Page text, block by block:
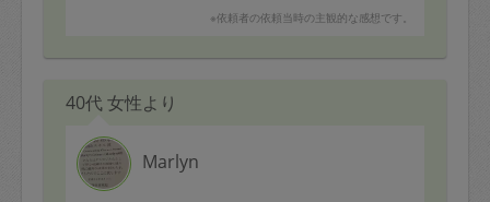
※依頼者の依頼当時の主観的な感想です。
40代 女性より
Marlyn